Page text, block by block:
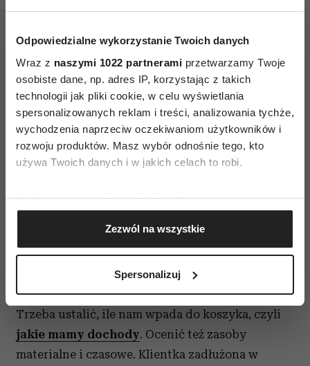
Odpowiedzialne wykorzystanie Twoich danych
Wraz z naszymi 1022 partnerami przetwarzamy Twoje
osobiste dane, np. adres IP, korzystając z takich
technologii jak pliki cookie, w celu wyświetlania
spersonalizowanych reklam i treści, analizowania tychże,
wychodzenia naprzeciw oczekiwaniom użytkowników i
rozwoju produktów. Masz wybór odnośnie tego, kto
używa Twoich danych i w jakich celach to robi.
Jeśli wyrazisz na to zgodę, chcielibyśmy również:
Gromadzić dane dotyczące Twojej lokalizacji
geograficznej z dokładnością nawet do kilku metrów
Identyfikować Twoje urządzenie, aktywnie
(fingerprinting, czyli wirtualny odcisk palca)
dane są przetwarzane oraz ustaw własne preferencje w
sekcji szczegółów. W Deklaracji plików cookie możesz
zmienić lub wycofać swoją zgodę w dowolnej chwili.
Zezwól na wszystkie
Spersonalizuj
tej zmianie nie zrobił interesu. Otworzył
pensjonat, a wszyscy jego koledzy z pracy
kipiący od stresu przyjeżdżają do niego doić
krowy, biegać za kurami albo robić nalewki.
Pracowaliśmy schematem Walta Disneya:
marzyciel, krytyk i realista. Kiedy marzył
o gospodarstwie, słyszał w głowie krytyka: „Po
co? Nie wypada! Z wysokiego konia w obornik?”.
konkretnego nie mógł zdziałać. Gdy jednak
realisty, zaplanował przeprowadzkę i zrealizował
ją z sukcesem!
Trzeba ustalić, ile nam wpada do koszyka, czyli
jakie mamy dochody. Ocenić też zasoby
materialne i czasowe. Klientka zadłużona w